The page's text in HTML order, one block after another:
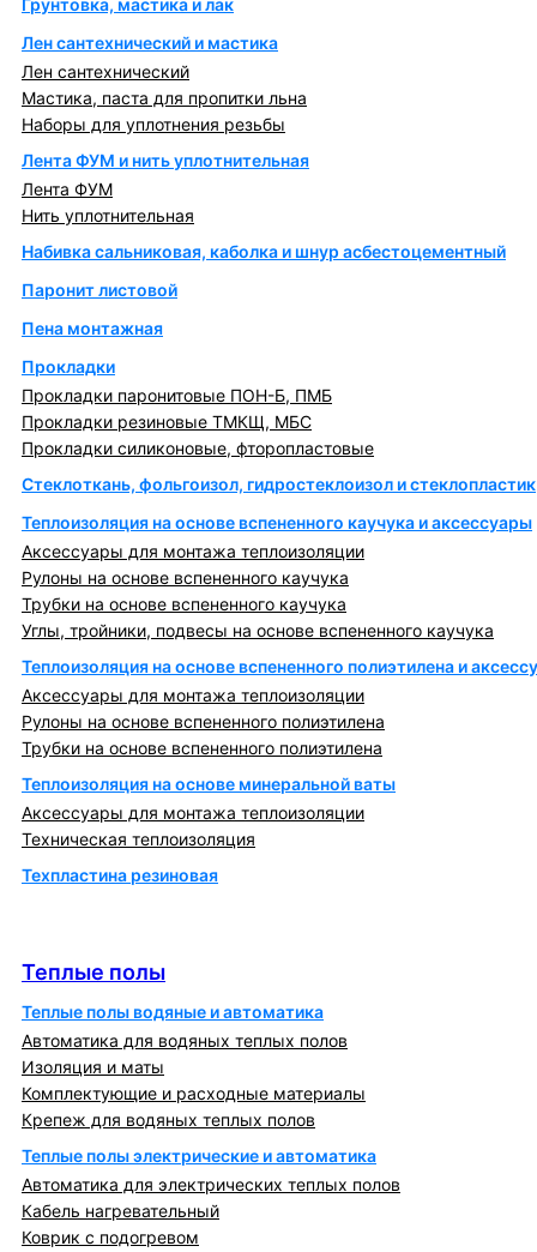
Грунтовка, мастика и лак
Лен сантехнический и мастика
Лен сантехнический
Мастика, паста для пропитки льна
Наборы для уплотнения резьбы
Лента ФУМ и нить уплотнительная
Лента ФУМ
Нить уплотнительная
Набивка сальниковая, каболка и шнур асбестоцементный
Паронит листовой
Пена монтажная
Прокладки
Прокладки паронитовые ПОН-Б, ПМБ
Прокладки резиновые ТМКЩ, МБС
Прокладки силиконовые, фторопластовые
Стеклоткань, фольгоизол, гидростеклоизол и стеклопластик
Теплоизоляция на основе вспененного каучука и аксессуары
Аксессуары для монтажа теплоизоляции
Рулоны на основе вспененного каучука
Трубки на основе вспененного каучука
Углы, тройники, подвесы на основе вспененного каучука
Теплоизоляция на основе вспененного полиэтилена и
Аксессуары для монтажа теплоизоляции
Рулоны на основе вспененного полиэтилена
Трубки на основе вспененного полиэтилена
Теплоизоляция на основе минеральной ваты
Аксессуары для монтажа теплоизоляции
Техническая теплоизоляция
Техпластина резиновая
Теплые полы
Теплые полы водяные и автоматика
Автоматика для водяных теплых полов
Изоляция и маты
Комплектующие и расходные материалы
Крепеж для водяных теплых полов
Теплые полы электрические и автоматика
Автоматика для электрических теплых полов
Кабель нагревательный
Коврик с подогревом